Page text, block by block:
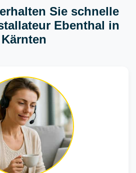
Sie schnelle
Ebenthal in
Kärnten